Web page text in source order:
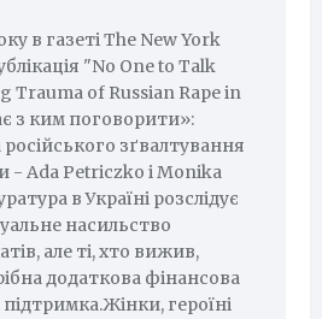
в газеті The New York
"No One to Talk
Trauma of Russian Rape in
з ким поговорити»:
зґвалтування
- Ada Petriczko і Monika
в Україні розслідує
насильство
але ті, хто вижив,
додаткова фінансова
героїні